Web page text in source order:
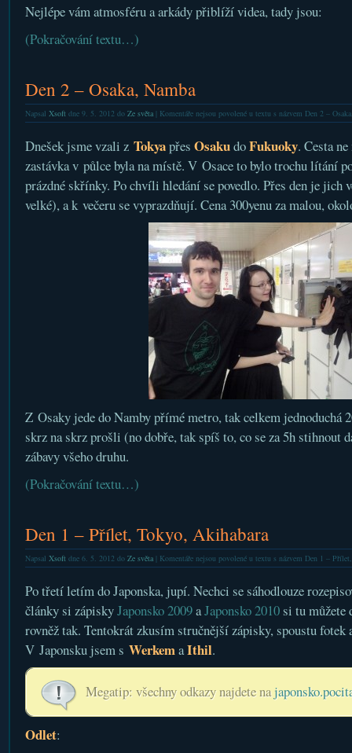
Nejlépe vám atmosféru a arkády přiblíží videa, tady jsou:
(Pokračování textu…)
Den 2 – Osaka, Namba
Napsal Xsoftdne 9. 5. 2012 do Ze světa| Komentáře nejsou povolenéu textu s názvem Den 2 –
Dnešek jsme vzali z Tokyapřes OsakudoFukuoky. Cesta
zastávka v půlce byla na místě. V Osace to bylo trochu lítání
prázdné skřínky. Po chvíli hledání se povedlo. Přes den je jich
velké), a k večeru se vyprazdňují. Cena 300yenu za malou,
Z Osaky jede do Namby přímé metro, tak celkem jednoduchá
skrz na skrz prošli (no dobře, tak spíš to, co se za 5h stihnout
zábavy všeho druhu.
(Pokračování textu…)
Den 1 – Přílet, Tokyo, Akihabara
Napsal Xsoftdne 6. 5. 2012 do Ze světa| Komentáře nejsou povolenéu textu s názvem Den 1 –
Po třetí letím do Japonska, jupí. Nechci se sáhodlouze
články si zápiskyJaponsko 2009aJaponsko 2010si tu můžete
rovněž tak. Tentokrát zkusím stručnější zápisky, spoustu
V Japonsku jsem s WerkemaIthil.
Megatip: všechny odkazy najdete na
Odlet: